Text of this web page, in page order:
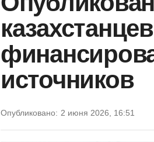
источников
Опубликовано: 2 июня 2026, 16:51